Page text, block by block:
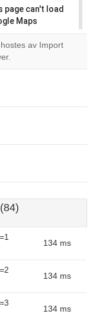
page can't load
Maps
you
this
OK
av Import
134 ms
134 ms
134 ms